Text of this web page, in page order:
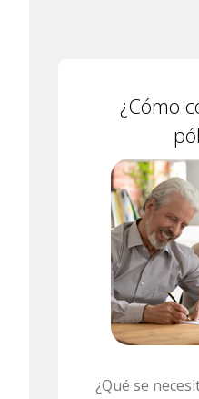
¿Cómo
¿Qué se